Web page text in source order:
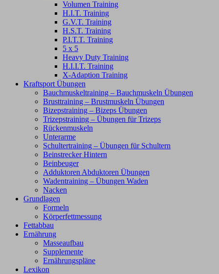
Volumen Training
H.I.T. Training
G.V.T. Training
H.S.T. Training
P.I.T.T. Training
5 x 5
Heavy Duty Training
H.I.I.T. Training
X-Adaption Training
Kraftsport Übungen
Bauchmuskeltraining – Bauchmuskeln Übungen
Brusttraining – Brustmuskeln Übungen
Bizepstraining – Bizeps Übungen
Trizepstraining – Übungen für Trizeps
Rückenmuskeln
Unterarme
Schultertraining – Übungen für Schultern
Beinstrecker Hintern
Beinbeuger
Adduktoren Abduktoren Übungen
Wadentraining – Übungen Waden
Nacken
Grundlagen
Formeln
Körperfettmessung
Fettabbau
Ernährung
Masseaufbau
Supplemente
Ernährungspläne
Lexikon